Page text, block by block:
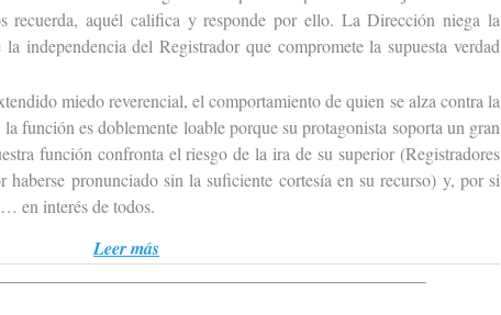
recuerda, aquél califica y responde por ello. La Dirección niega la
independencia del Registrador que compromete la supuesta verdad
miedo reverencial, el comportamiento de quien se alza contra la
la función es doblemente loable porque su protagonista soporta un gran
función confronta el riesgo de la ira de su superior (Registradores
haberse pronunciado sin la suficiente cortesía en su recurso) y, por si
en interés de todos.
Leer más